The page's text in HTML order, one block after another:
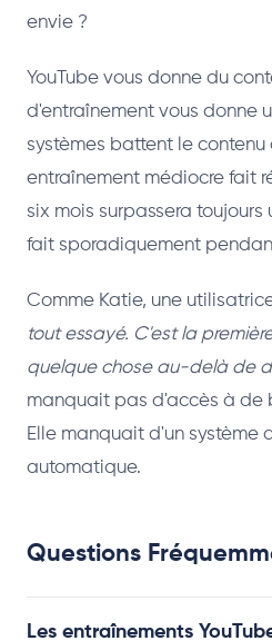
envie ?
YouTube vous donne du
d'entraînement vous donne
systèmes battent le
entraînement médiocre fait
six mois surpassera
fait sporadiquement
Comme Katie, une
tout essayé. C'est la
quelque chose au-delà de
manquait pas d'accès à de
Elle manquait d'un système
automatique.
Questions
Les entraînements